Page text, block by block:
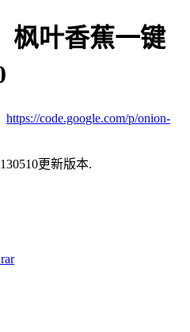
枫叶香蕉一键
https://code.google.com/p/onion-
更新版本.